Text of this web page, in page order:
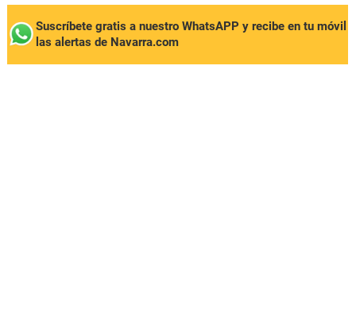
Suscríbete gratis a nuestro WhatsAPP y recibe en tu móvil
las alertas de Navarra.com